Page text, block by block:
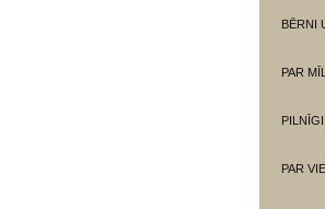
BĒRNI
PAR
PAR